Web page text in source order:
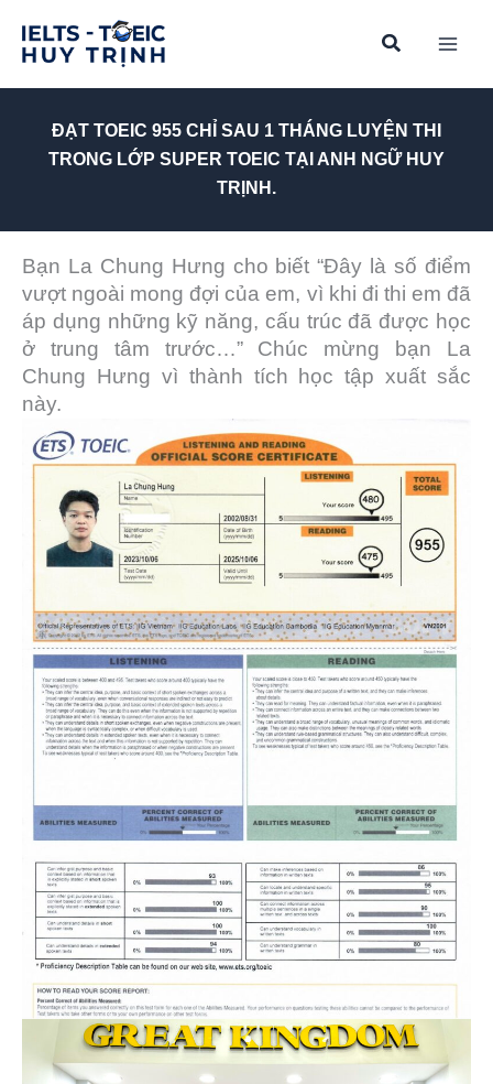
content
ĐẠT TOEIC 955 CHỈ SAU 1 THÁNG LUYỆN THI
TRONG LỚP SUPER TOEIC TẠI ANH NGỮ HUY
TRỊNH.
Bạn La Chung Hưng cho biết “Đây là số điểm
vượt ngoài mong đợi của em, vì khi đi thi em đã
áp dụng những kỹ năng, cấu trúc đã được học
ở trung tâm trước…” Chúc mừng bạn La
Chung Hưng vì thành tích học tập xuất sắc
này.